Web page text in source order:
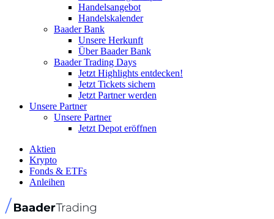
Handelsangebot
Handelskalender
Baader Bank
Unsere Herkunft
Über Baader Bank
Baader Trading Days
Jetzt Highlights entdecken!
Jetzt Tickets sichern
Jetzt Partner werden
Unsere Partner
Unsere Partner
Jetzt Depot eröffnen
Aktien
Krypto
Fonds & ETFs
Anleihen